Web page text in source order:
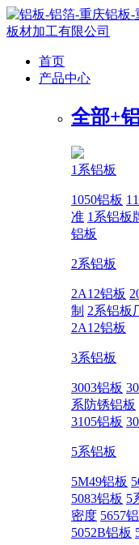
首页
产品中心
全部+
1系铝板
1050铝板
准 1系铝板
铝板
2系铝板
2A12铝板
制 2系铝板
2A12铝板
3系铝板
3003铝板
系防锈铝板
3105铝板
5系铝板
5M49铝板
5083铝板 5
密度 5657
5052B铝板